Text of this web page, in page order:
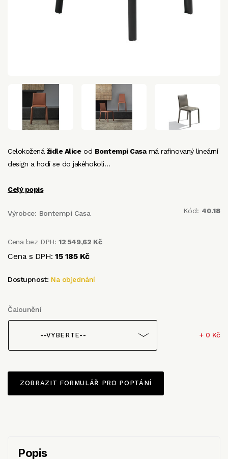
Celokožená židle Aliceod Bontempi Casamá rafinovaný lineární
design a hodí se do jakéhokoli…
Celý popis
Výrobce: Bontempi Casa Kód: 40.18
Cena bez DPH:12 549,62 Kč
Cena s DPH:15 185 Kč
Dostupnost: Na objednání
Čalounění
--VYBERTE-- + 0 Kč
ZOBRAZIT FORMULÁŘ PRO POPTÁNÍ
Popis